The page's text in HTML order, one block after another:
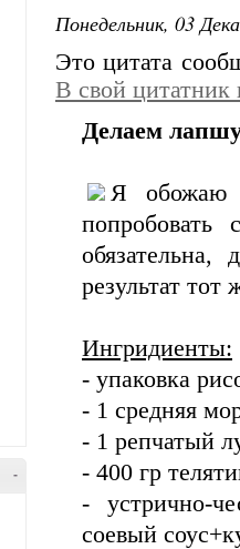
-
Понедельник, 03
Это цитата
В свой цитатник
Делаем
Я обожаю
попробовать
обязательна,
результат тот
Ингридиенты:
- упаковка
- 1 средняя
- 1 репчатый
- 400 гр
- устрично-
соевый